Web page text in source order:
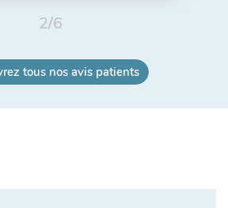
2/6
tous nos avis patients